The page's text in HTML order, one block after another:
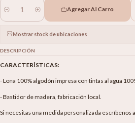
Cantidad
Agregar Al Carro
Mostrar stock de ubicaciones
DESCRIPCIÓN
CARACTERÍSTICAS:
- Lona 100% algodón impresa con tintas al agua
- Bastidor de madera, fabricación local.
Si necesitas una medida personalizada escríbenos